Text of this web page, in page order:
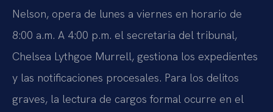
Nelson, opera de lunes a viernes en horario de
8:00 a.m. A 4:00 p.m. el secretaria del tribunal,
Chelsea Lythgoe Murrell, gestiona los expedientes
y las notificaciones procesales. Para los delitos
graves, la lectura de cargos formal ocurre en el